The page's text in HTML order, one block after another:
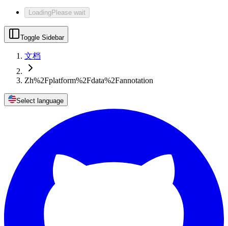
LoadingPlease wait
Toggle Sidebar
文档
Zh%2Fplatform%2Fdata%2Fannotation
Select language